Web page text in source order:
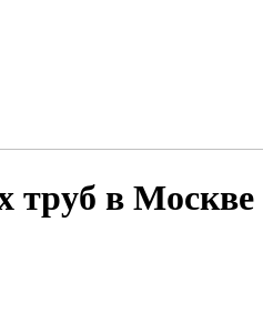
труб в Москве